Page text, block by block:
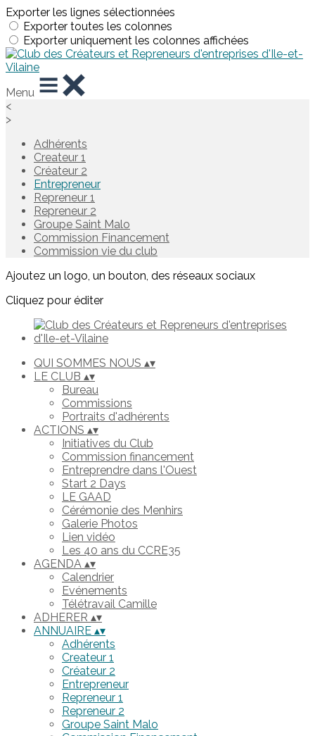
Exporter les lignes sélectionnées
Exporter toutes les colonnes
Exporter uniquement les colonnes affichées
Menu
<
>
Adhérents
Createur 1
Créateur 2
Entrepreneur
Repreneur 1
Repreneur 2
Groupe Saint Malo
Commission Financement
Commission vie du club
Ajoutez un logo, un bouton, des réseaux sociaux
Cliquez pour éditer
QUI SOMMES NOUS ▴▾
LE CLUB ▴▾
Bureau
Commissions
Portraits d'adhérents
ACTIONS ▴▾
Initiatives du Club
Commission financement
Entreprendre dans l'Ouest
Start 2 Days
LE GAAD
Cérémonie des Menhirs
Galerie Photos
Lien vidéo
Les 40 ans du CCRE35
AGENDA ▴▾
Calendrier
Evénements
Télétravail Camille
ADHERER ▴▾
ANNUAIRE ▴▾
Adhérents
Createur 1
Créateur 2
Entrepreneur
Repreneur 1
Repreneur 2
Groupe Saint Malo